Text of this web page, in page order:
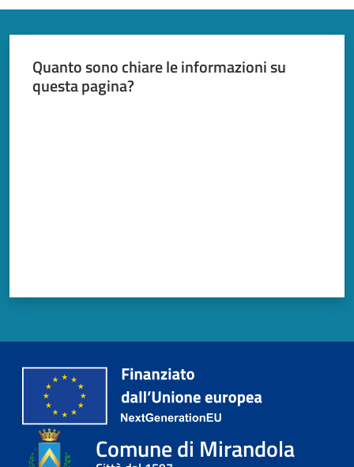
Quanto sono chiare le informazioni su
questa pagina?
Comune di Mirandola